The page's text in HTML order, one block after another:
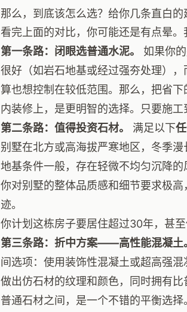
那么，到底该怎么选？给你几条直白的
看完上面的对比，你可能还是有点晕。
第一条路：闭眼选普通水泥。
如果你
很好（如岩石地基或经过强夯处理）
算也想控制在较低范围。那么，把省
内装修上，是更明智的选择。只要施工
第二条路：值得投资石材。
满足以下
别墅在北方或高海拔严寒地区，冬季漫
地基条件一般，存在轻微不均匀沉降的
你对别墅的整体品质感和细节要求极
迹。
你计划这栋房子要居住超过30年，甚至
第三条路：折中方案——高性能混凝土
间选项：使用装饰性混凝土或超高强
做出仿石材的纹理和颜色，同时拥有
普通石材之间，是一个不错的平衡选择